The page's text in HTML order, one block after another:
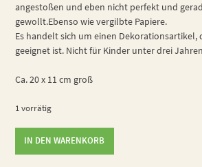
angestoßen und eben nicht perfekt und
gewollt.Ebenso wie vergilbte Papiere.
Es handelt sich um einen Dekorationsartikel,
geeignet ist. Nicht für Kinder unter drei
Ca. 20 x 11 cm groß
1 vorrätig
IN DEN WARENKORB